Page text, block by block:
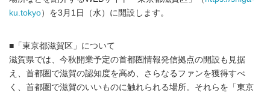
ku.tokyo）を3月1日（水）に開設します。
■「東京都滋賀区」について
滋賀県では、今秋開業予定の首都圏情報発信拠点の開設も見据
え、首都圏で滋賀の認知度を高め、さらなるファンを獲得すべ
く、首都圏で滋賀のいいものに触れられる場所。それらを「東京